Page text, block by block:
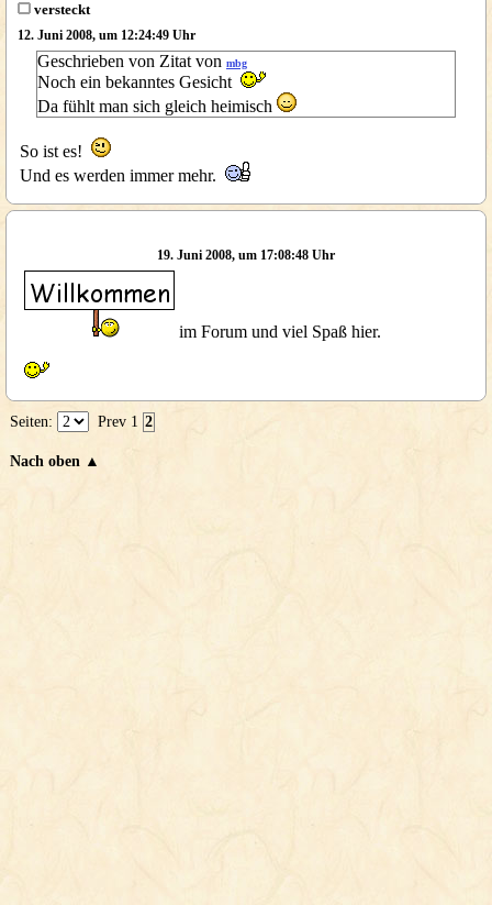
versteckt
12. Juni 2008, um 12:24:49 Uhr
Geschrieben von Zitat von mbg
Noch ein bekanntes Gesicht
Da fühlt man sich gleich heimisch
So ist es!
Und es werden immer mehr.
19. Juni 2008, um 17:08:48 Uhr
im Forum und viel Spaß hier.
Seiten: Prev 1 2
Nach oben ▲